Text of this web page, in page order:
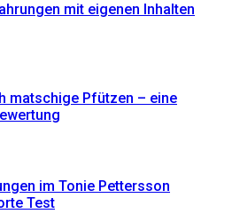
mit eigenen Inhalten
matschige Pfützen – eine
im Tonie Pettersson
Test